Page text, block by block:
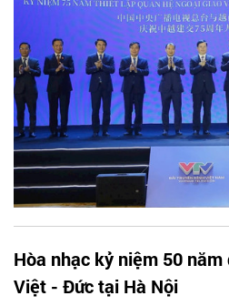
Hòa nhạc kỷ niệm 50
Việt - Đức tại Hà Nội